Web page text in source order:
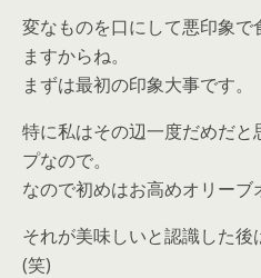
変なものを口にして悪印象で
ますからね。
まずは最初の印象大事です。
特に私はその辺一度だめだと
プなので。
なので初めはお高めオリーブ
それが美味しいと認識した
(笑)